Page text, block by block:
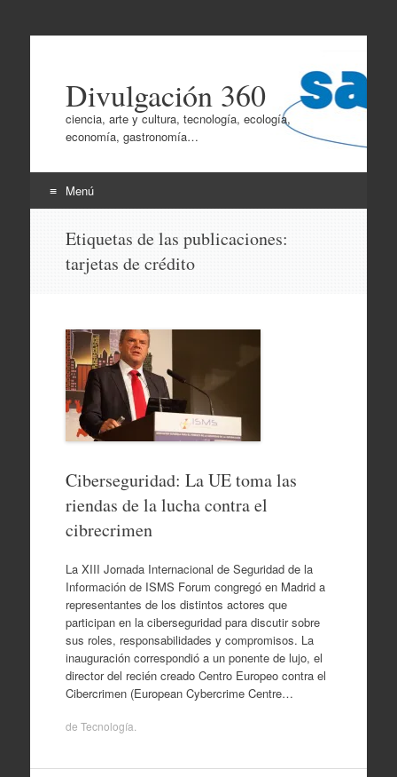
Divulgación 360
ciencia, arte y cultura, tecnología, ecología,
economía, gastronomía…
Menú
contenido
Etiquetas de las publicaciones:
tarjetas de crédito
Ciberseguridad: La UE toma las
riendas de la lucha contra el
cibrecrimen
La XIII Jornada Internacional de Seguridad de la
Información de ISMS Forum congregó en Madrid a
representantes de los distintos actores que
participan en la ciberseguridad para discutir sobre
sus roles, responsabilidades y compromisos. La
inauguración correspondió a un ponente de lujo, el
director del recién creado Centro Europeo contra el
Cibercrimen (European Cybercrime Centre…
de Tecnología